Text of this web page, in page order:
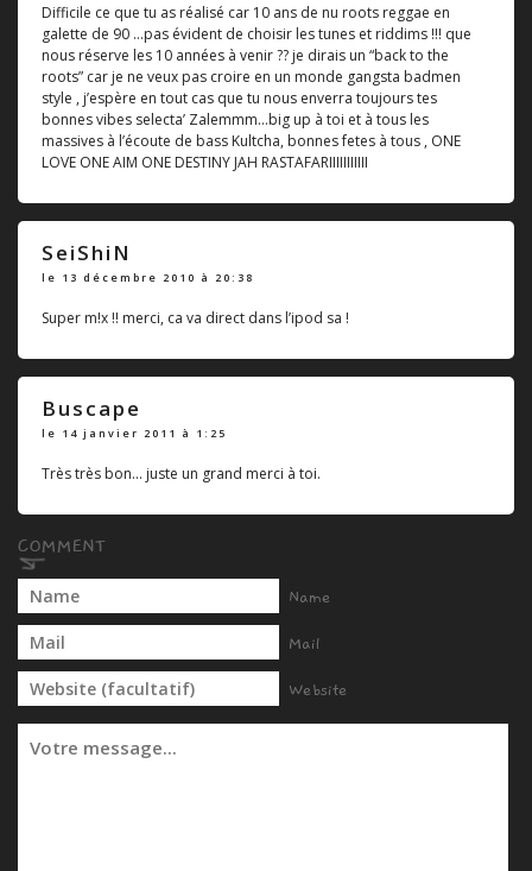
Difficile ce que tu as réalisé car 10 ans de nu roots reggae en
galette de 90 ...pas évident de choisir les tunes et riddims !!! que
nous réserve les 10 années à venir ?? je dirais un “back to the
roots” car je ne veux pas croire en un monde gangsta badmen
style , j’espère en tout cas que tu nous enverra toujours tes
bonnes vibes selecta’ Zalemmm...big up à toi et à tous les
massives à l’écoute de bass Kultcha, bonnes fetes à tous , ONE
LOVE ONE AIM ONE DESTINY JAH RASTAFARIIIIIIIIIII
SeiShiN
le 13 décembre 2010 à 20:38
Super m!x !! merci, ca va direct dans l’ipod sa !
Buscape
le 14 janvier 2011 à 1:25
Très très bon... juste un grand merci à toi.
Name
Mail
Website